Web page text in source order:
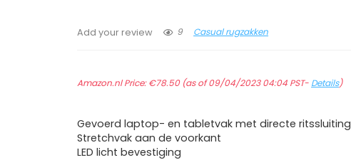
Add your review 9 Casual rugzakken
Amazon.nl Price:€78.50(as of 09/04/2023 04:04 PST- Details)
Gevoerd laptop- en tabletvak met directe ritssluiting
Stretchvak aan de voorkant
LED licht bevestiging